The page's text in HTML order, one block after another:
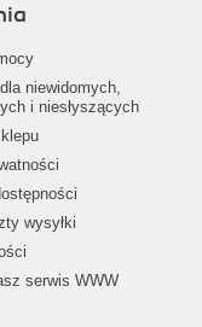
niewidomych,
i niesłyszących
wysyłki
serwis WWW